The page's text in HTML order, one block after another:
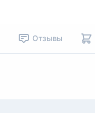
Отзывы